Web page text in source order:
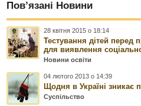
Пов’язані Новини
28 квітня 2015 о 18:14
Тестування дітей
для виявлення
Новини освіти
04 лютого 2013 о 14:39
Щодня в Україні зникає
Суспільство